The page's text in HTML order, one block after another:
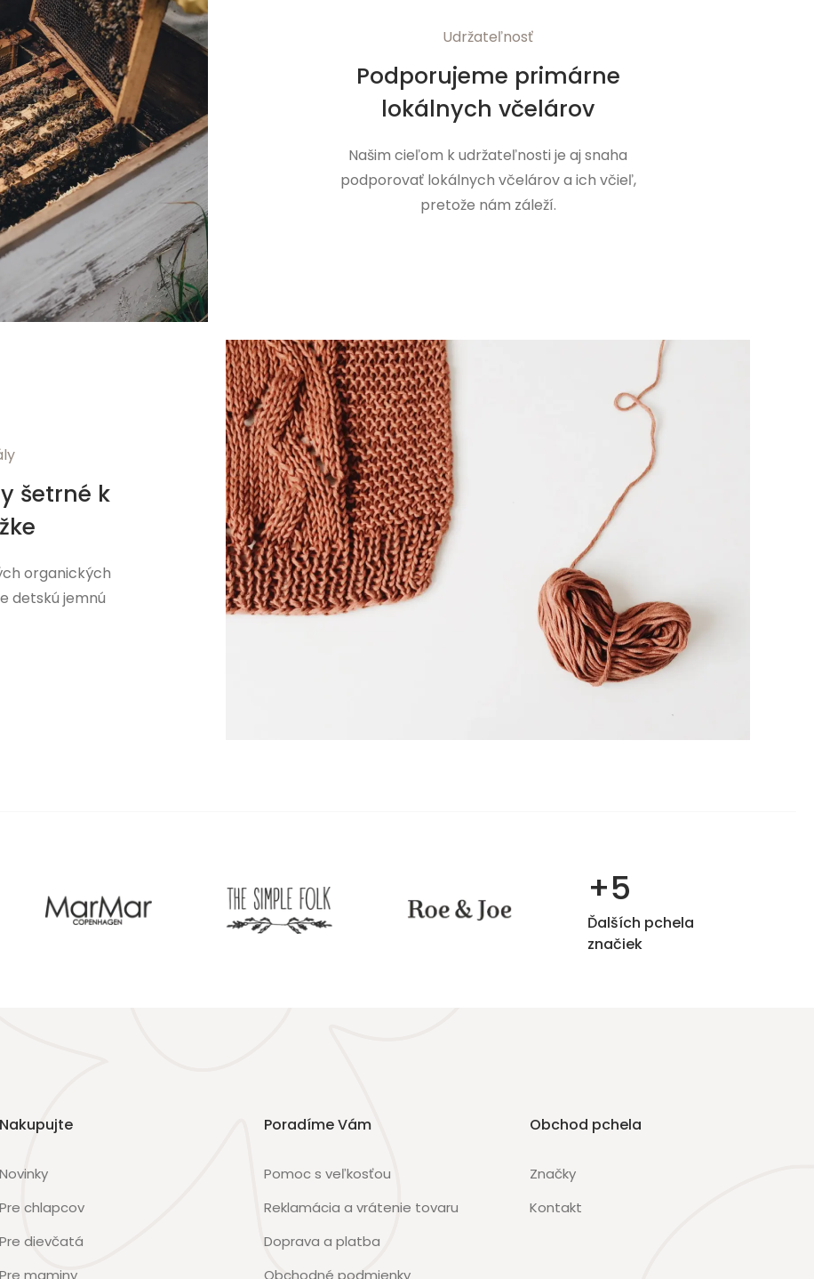
Udržateľnosť
Podporujeme primárne
lokálnych včelárov
Našim cieľom k udržateľnosti je aj snaha
podporovať lokálnych včelárov a ich včieľ,
pretože nám záleží.
šetrné k
organických
detskú jemnú
+5
Ďalších pchela
značiek
Nakupujte
Novinky
Pre chlapcov
Pre dievčatá
Pre maminy
Poradíme Vám
Pomoc s veľkosťou
Reklamácia a vrátenie tovaru
Doprava a platba
Obchodné podmienky
Obchod pchela
Značky
Kontakt